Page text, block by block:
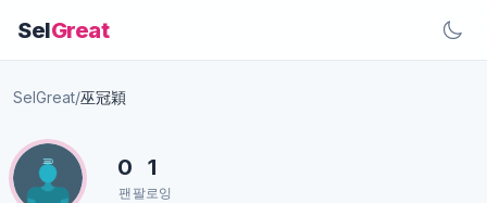
SelGreat
SelGreat/巫冠穎
0
팬
1
팔로잉